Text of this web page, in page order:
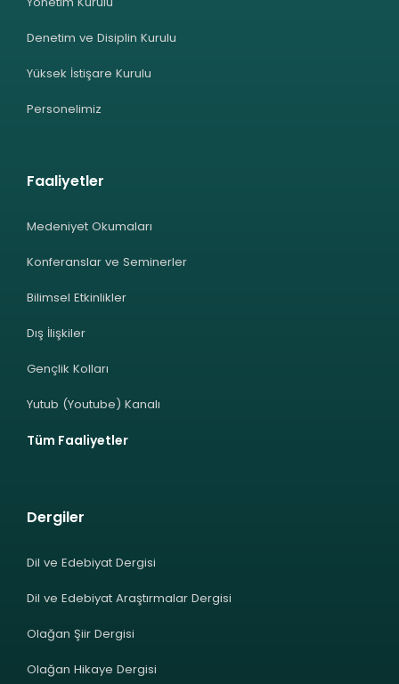
Denetim ve Disiplin Kurulu
Yüksek İstişare Kurulu
Personelimiz
Faaliyetler
Medeniyet Okumaları
Konferanslar ve Seminerler
Bilimsel Etkinlikler
Dış İlişkiler
Gençlik Kolları
Yutub (Youtube) Kanalı
Tüm Faaliyetler
Dergiler
Dil ve Edebiyat Dergisi
Dil ve Edebiyat Araştırmalar Dergisi
Olağan Şiir Dergisi
Olağan Hikaye Dergisi